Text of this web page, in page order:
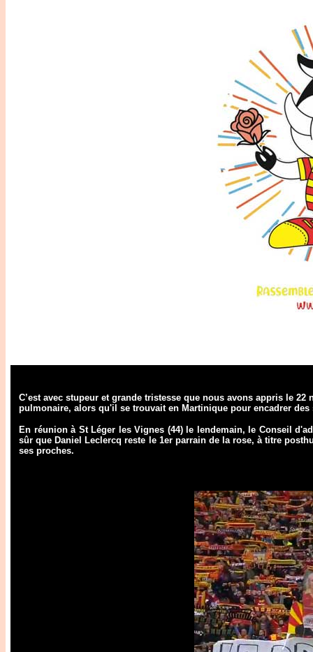
C’est avec stupeur et grande tristesse que nous avons appris le
pulmonaire, alors qu'il se trouvait en Martinique pour encadrer
En réunion à St Léger les Vignes (44) le lendemain, le Conseil
sûr que Daniel Leclercq reste le 1er parrain de la rose, à titre
ses proches.